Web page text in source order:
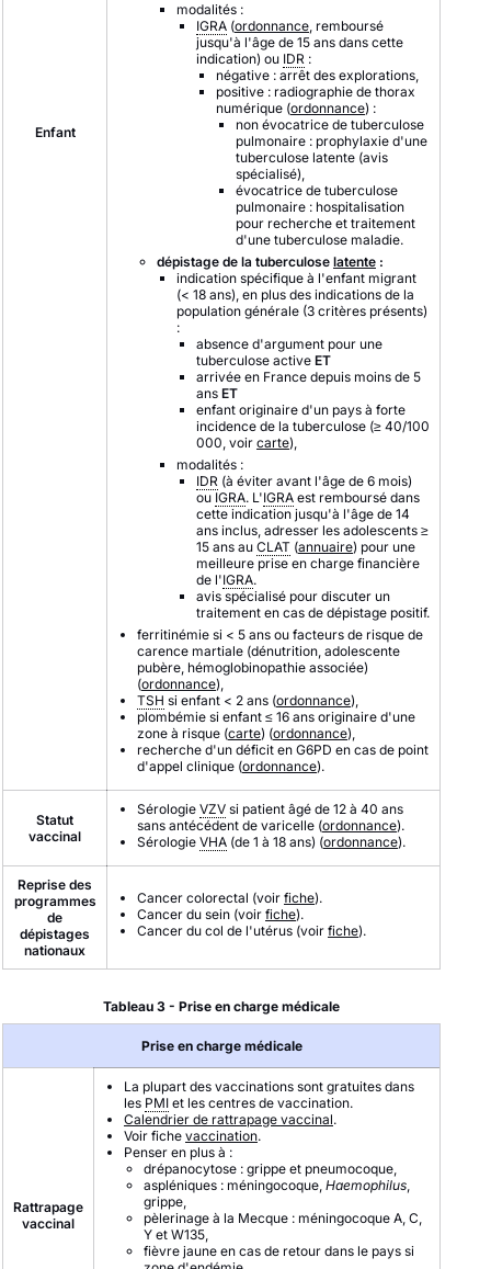
Enfant
modalités :
IGRA (ordonnance, remboursé
jusqu'à l'âge de 15 ans dans cette
indication) ou IDR :
négative : arrêt des explorations,
positive : radiographie de thorax
numérique (ordonnance) :
non évocatrice de tuberculose
pulmonaire : prophylaxie d'une
tuberculose latente (avis
spécialisé),
évocatrice de tuberculose
pulmonaire : hospitalisation
pour recherche et traitement
d'une tuberculose maladie.
dépistage de la tuberculose latente :
indication spécifique à l'enfant migrant
(< 18 ans), en plus des indications de la
population générale (3 critères présents)
:
absence d'argument pour une
tuberculose active ET
arrivée en France depuis moins de 5
ans ET
enfant originaire d'un pays à forte
incidence de la tuberculose (≥ 40/100
000, voir carte),
modalités :
IDR (à éviter avant l'âge de 6 mois)
ou IGRA. L'IGRA est remboursé dans
cette indication jusqu'à l'âge de 14
ans inclus, adresser les adolescents ≥
15 ans au CLAT (annuaire) pour une
meilleure prise en charge financière
de l'IGRA.
avis spécialisé pour discuter un
traitement en cas de dépistage positif.
ferritinémie si < 5 ans ou facteurs de risque de
carence martiale (dénutrition, adolescente
pubère, hémoglobinopathie associée)
(ordonnance),
TSH si enfant < 2 ans (ordonnance),
plombémie si enfant ≤ 16 ans originaire d'une
zone à risque (carte) (ordonnance),
recherche d'un déficit en G6PD en cas de point
d'appel clinique (ordonnance).
Statut
vaccinal
Sérologie VZV si patient âgé de 12 à 40 ans
sans antécédent de varicelle (ordonnance).
Sérologie VHA (de 1 à 18 ans) (ordonnance).
Reprise des
programmes
de
dépistages
nationaux
Cancer colorectal (voir fiche).
Cancer du sein (voir fiche).
Cancer du col de l'utérus (voir fiche).
Tableau 3 - Prise en charge médicale
Prise en charge médicale
Rattrapage
vaccinal
La plupart des vaccinations sont gratuites dans
les PMI et les centres de vaccination.
Calendrier de rattrapage vaccinal.
Voir fiche vaccination.
Penser en plus à :
drépanocytose : grippe et pneumocoque,
aspléniques : méningocoque, Haemophilus,
grippe,
pèlerinage à la Mecque : méningocoque A, C,
Y et W135,
fièvre jaune en cas de retour dans le pays si